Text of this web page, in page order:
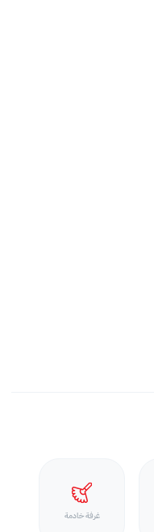
غرفة خادمة